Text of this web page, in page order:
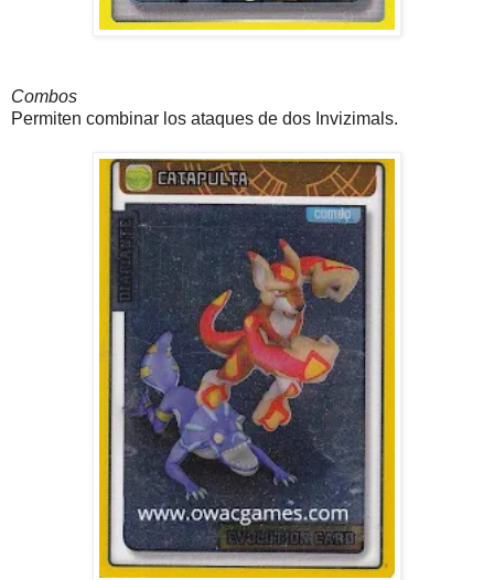
Combos
Permiten combinar los ataques de dos Invizimals.